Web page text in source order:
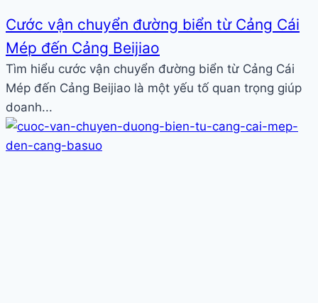
Cước vận chuyển đường biển từ Cảng Cái
Mép đến Cảng Beijiao
Tìm hiểu cước vận chuyển đường biển từ Cảng Cái
Mép đến Cảng Beijiao là một yếu tố quan trọng giúp
doanh...